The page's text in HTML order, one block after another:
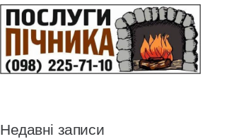
Недавні записи